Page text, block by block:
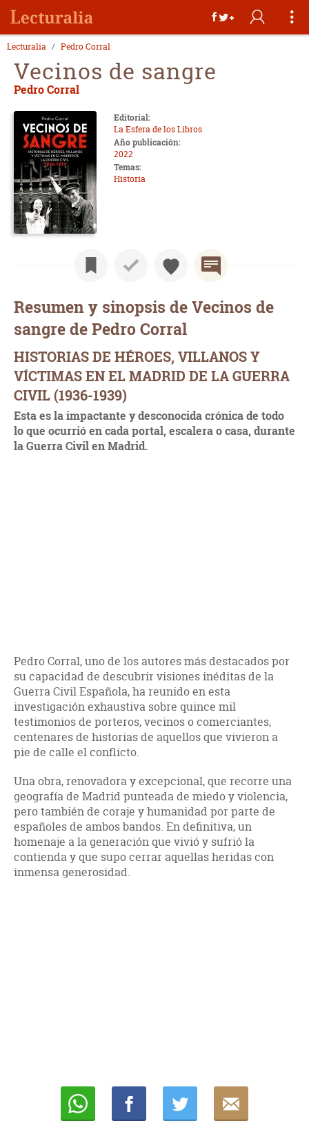
Lecturalia Pedro Corral
Vecinos de sangre
Pedro Corral
Editorial:
La Esfera de los Libros
Año publicación:
2022
Temas:
Historia
Resumen y sinopsis de Vecinos de
sangre de Pedro Corral
HISTORIAS DE HÉROES, VILLANOS Y
VÍCTIMAS EN EL MADRID DE LA GUERRA
CIVIL (1936-1939)
Esta es la impactante y desconocida crónica de todo
lo que ocurrió en cada portal, escalera o casa, durante
la Guerra Civil en Madrid.
Pedro Corral, uno de los autores más destacados por
su capacidad de descubrir visiones inéditas de la
Guerra Civil Española, ha reunido en esta
investigación exhaustiva sobre quince mil
testimonios de porteros, vecinos o comerciantes,
centenares de historias de aquellos que vivieron a
pie de calle el conflicto.
Una obra, renovadora y excepcional, que recorre una
geografía de Madrid punteada de miedo y violencia,
pero también de coraje y humanidad por parte de
españoles de ambos bandos. En definitiva, un
homenaje a la generación que vivió y sufrió la
contienda y que supo cerrar aquellas heridas con
inmensa generosidad.